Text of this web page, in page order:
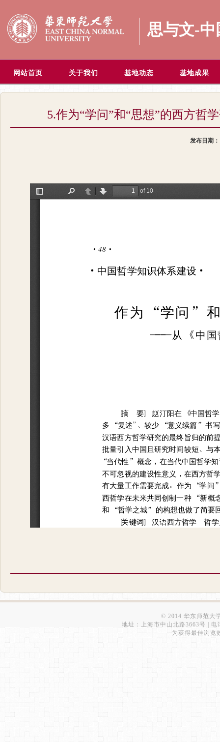
思与文-
网站首页 关于我们 基地动态 基地成果
5.作为“学问”和“思想”的西方
发布日期
© 2014 华东师范大
地址：上海市中山北路3663号 | 电
为获得最佳浏览